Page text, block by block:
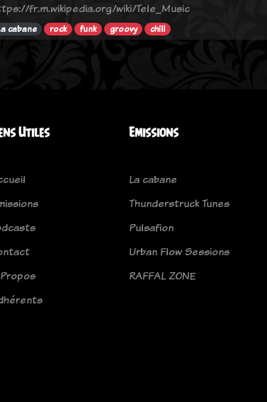
fr.m.wikipedia.org/wiki/Tele_Music
cabane rock funk groovy chill
Utiles Emissions
La cabane
Thunderstruck Tunes
Pulsafion
Urban Flow Sessions
RAFFAL ZONE